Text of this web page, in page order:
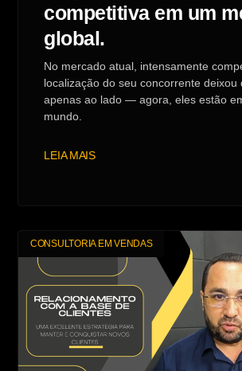
competitiva em um
global.
No mercado atual, intensamente
localização do seu concorrente deixou
apenas ao lado — agora, eles estão
mundo.
LEIA MAIS
CONSULTORIA EM VENDAS